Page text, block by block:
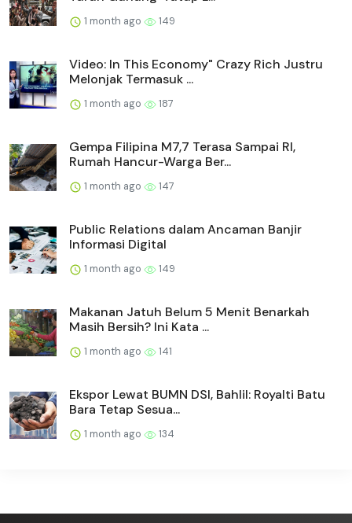
1 month ago 149
Video: In This Economy" Crazy Rich Justru
Melonjak Termasuk ...
1 month ago 187
Gempa Filipina M7,7 Terasa Sampai RI,
Rumah Hancur-Warga Ber...
1 month ago 147
Public Relations dalam Ancaman Banjir
Informasi Digital
1 month ago 149
Makanan Jatuh Belum 5 Menit Benarkah
Masih Bersih? Ini Kata ...
1 month ago 141
Ekspor Lewat BUMN DSI, Bahlil: Royalti Batu
Bara Tetap Sesua...
1 month ago 134